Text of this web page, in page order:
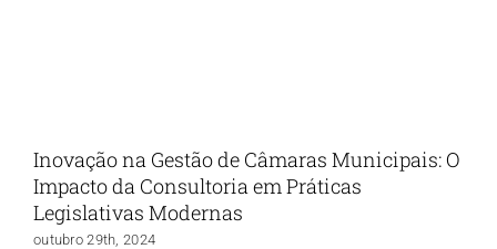
Inovação na Gestão de Câmaras Municipais: O
Impacto da Consultoria em Práticas
Legislativas Modernas
outubro 29th, 2024